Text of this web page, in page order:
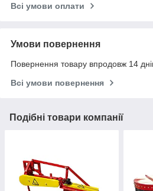
Всі умови оплати
Умови повернення
Повернення товару впродовж 14
Всі умови повернення
Подібні товари компанії